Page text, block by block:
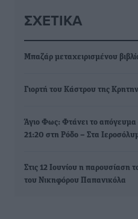
ΣΧΕΤΙΚΆ
Μπαζάρ μεταχειρισμένου
Γιορτή του Κάστρου της
Άγιο Φως: Φτάνει το απόγευμα
21:20 στη Ρόδο – Στα
Στις 12 Ιουνίου η παρουσίαση
του Νικηφόρου Παπανικόλα